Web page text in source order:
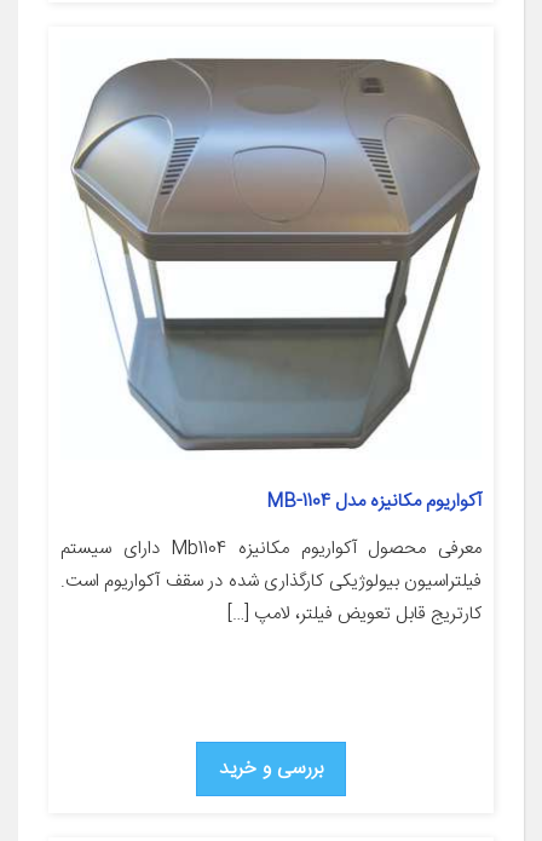
آکواریوم مکانیزه مدل MB-1104
معرفی محصول آکواریوم مکانیزه Mb1104 دارای سیستم
فیلتراسیون بیولوژیکی کارگذاری شده در سقف آکواریوم است.
کارتریج قابل تعویض فیلتر، لامپ […]
بررسی و خرید